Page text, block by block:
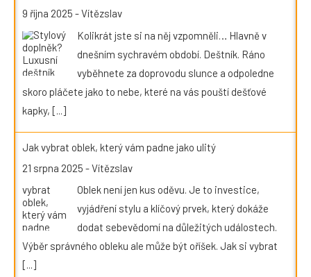
9 října 2025 -Vítězslav
Kolikrát jste si na něj vzpomněli… Hlavně v
dnešním sychravém období. Deštník. Ráno
vyběhnete za doprovodu slunce a odpoledne
skoro pláčete jako to nebe, které na vás pouští dešťové
kapky, [...]
Jak vybrat oblek, který vám padne jako ulitý
21 srpna 2025 -Vítězslav
Oblek není jen kus oděvu. Je to investice,
vyjádření stylu a klíčový prvek, který dokáže
dodat sebevědomí na důležitých událostech.
Výběr správného obleku ale může být oříšek. Jak si vybrat
[...]